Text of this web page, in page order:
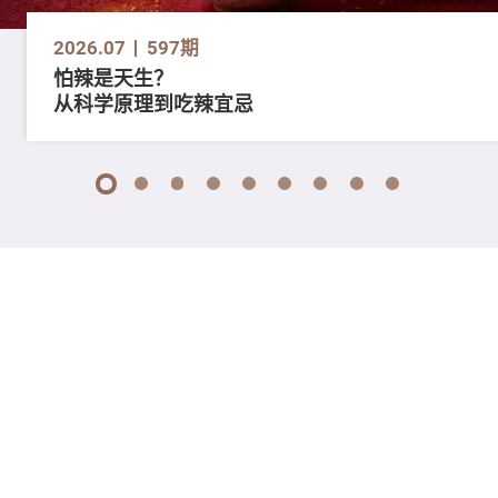
2026.07 597期
怕辣是天生？
从科学原理到吃辣宜忌
1 2 3 4 5 6 7 8 9